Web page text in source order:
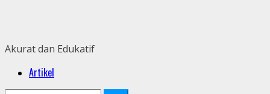
Akurat dan Edukatif
PrimaryArtikel